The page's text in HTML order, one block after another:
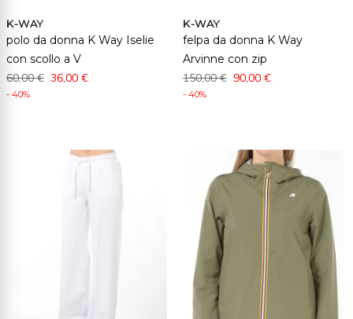
K-WAY
polo da donna K Way Iselie
con scollo a V
60,00 € 36,00 €
- 40%
K-WAY
felpa da donna K Way
Arvinne con zip
150,00 € 90,00 €
- 40%